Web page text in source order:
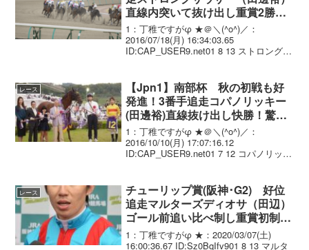
直線内突いて抜け出し重賞2勝
目！
1：丁稚ですがφ ★＠＼(^o^)／：
2016/07/18(月) 16:34:03.65
ID:CAP_USER9.net01 8 13 ストロングサ
レース
【Jpn1】南部杯 秋の初戦も好
発進！3番手追走コパノリッキー
(田邊裕)直線抜け出し快勝！驚異
のコースRでダートG1･8勝目
1：丁稚ですがφ ★＠＼(^o^)／：
2016/10/10(月) 17:07:16.12
ID:CAP_USER9.net01 7 12 コパノリッキ
レース
チューリップ賞(阪神･G2) 好位
追走マルターズディオサ（田辺）
ゴール前追い比べ制し重賞初制
覇！いざ桜花賞へ
1：丁稚ですがφ ★：2020/03/07(土)
16:00:36.67 ID:Sz0BqIfv901 8 13 マルタ